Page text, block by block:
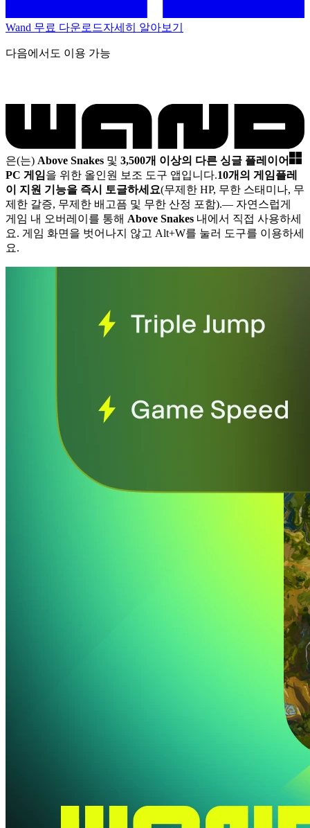
Wand 무료 다운로드자세히 알아보기
다음에서도 이용 가능
은(는) Above Snakes 및 3,500개 이상의 다른 싱글 플레이어
PC 게임을 위한 올인원 보조 도구 앱입니다.10개의 게임플레
이 지원 기능을 즉시 토글하세요(무제한 HP, 무한 스태미나, 무
제한 갈증, 무제한 배고픔 및 무한 산정 포함).— 자연스럽게
게임 내 오버레이를 통해 Above Snakes 내에서 직접 사용하세
요. 게임 화면을 벗어나지 않고 Alt+W를 눌러 도구를 이용하세
요.